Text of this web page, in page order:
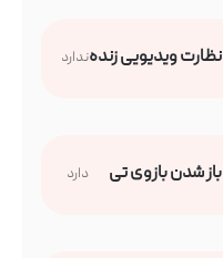
نظارت ویدیویی زندهندارد
باز شدن بازوی تی دارد